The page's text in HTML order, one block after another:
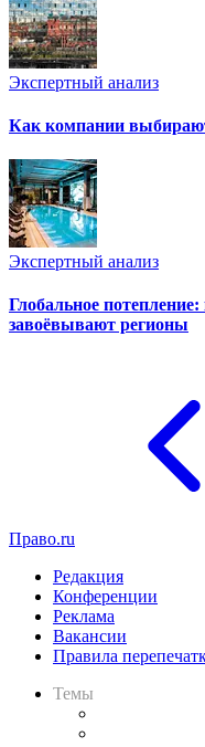
Экспертный анализ
Как компании
Экспертный анализ
Глобальное
завоёвывают регионы
Право.ru
Редакция
Конференции
Реклама
Вакансии
Правила
Темы